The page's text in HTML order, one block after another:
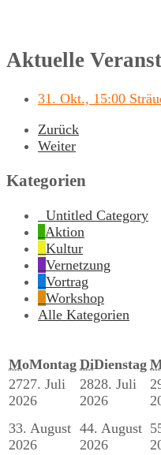
Aktuelle
31. Okt., 15:00
Zurück
Weiter
Kategorien
Untitled Category
Aktion
Kultur
Vernetzung
Vortrag
Workshop
Alle Kategorien
MoMontag DiDienstag
2727. Juli
2026
2828. Juli
2026
33. August
2026
44. August
2026
5